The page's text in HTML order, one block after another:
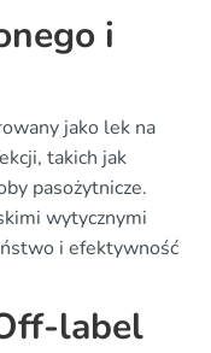
i
jako lek na
takich jak
pasożytnicze.
wytycznymi
i efektywność
label